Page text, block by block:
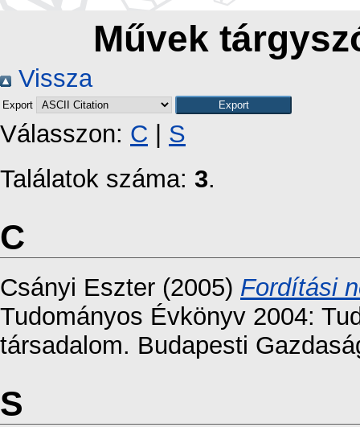
Művek
Vissza
Export
Válasszon: C
S
Találatok száma: 3.
C
Csányi Eszter (2005) Fordítási
Tudományos Évkönyv 2004:
társadalom. Budapesti
S